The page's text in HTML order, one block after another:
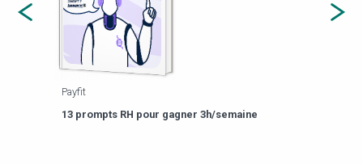
Payfit
13 prompts RH pour gagner 3h/semaine